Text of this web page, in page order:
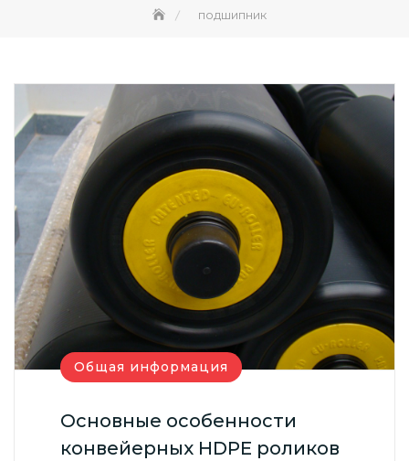
подшипник
Общая информация
Основные особенности
конвейерных HDPE роликов